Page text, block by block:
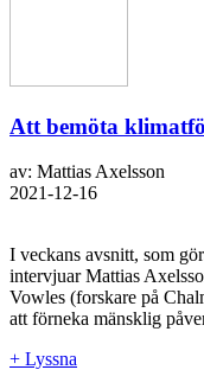
Att bemöta
av: Mattias Axelsson
2021-12-16
I veckans avsnitt, som
intervjuar Mattias
Vowles (forskare på
att förneka mänsklig
+ Lyssna